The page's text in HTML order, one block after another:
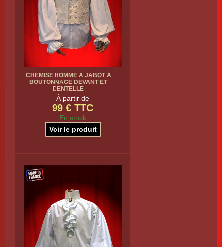
CHEMISE HOMME A JABOT A
BOUTONNAGE DEVANT ET
DENTELLE
À partir de
99 € TTC
En stock
Voir le produit